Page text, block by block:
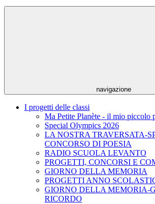
navigazione
I progetti delle classi
Ma Petite Planète - il mio piccolo
Special Olympics 2026
LA NOSTRA TRAVERSATA-
CONCORSO DI POESIA
RADIO SCUOLA LEVANTO
PROGETTI, CONCORSI E
GIORNO DELLA MEMORIA
PROGETTI ANNO
GIORNO DELLA MEMORIA-
RICORDO